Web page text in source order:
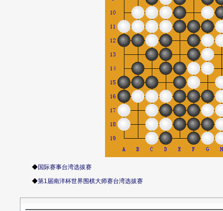
◆国际赛事台湾选拔赛
◆第1届南洋杯世界围棋大师赛台湾选拔赛